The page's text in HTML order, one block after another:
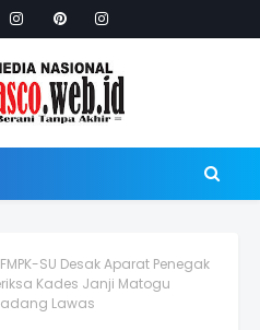
FMPK-SU Desak Aparat Penegak
Kades Janji Matogu
Lawas